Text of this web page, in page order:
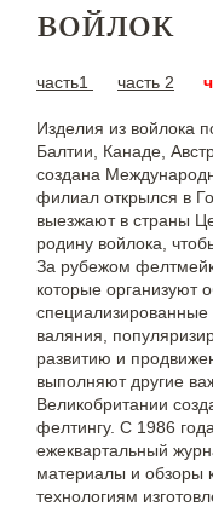
войлок
часть1 часть 2
Изделия из войлока
Балтии, Канаде,
создана
филиал открылся в
выезжают в страны
родину войлока,
За рубежом
которые организуют
валяния,
развитию и
выполняют другие
Великобритании
фелтингу. С 1986
ежеквартальный
материалы и обзоры
технологиям